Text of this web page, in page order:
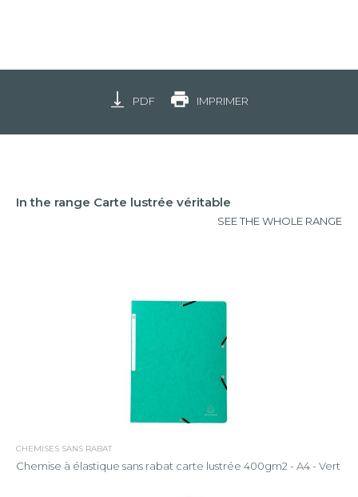
PDF IMPRIMER
In the range Carte lustrée véritable
SEE THE WHOLE RANGE
CHEMISES SANS RABAT
Chemise à élastique sans rabat carte lustrée 400gm2 - A4 - Vert